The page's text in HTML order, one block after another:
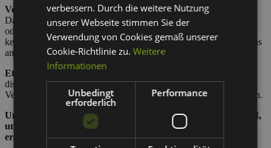
Verantwortungsvoller Umgang mit Daten.Der Schutz Ihrer
Daten hat für uns Priorität. Wir geben keine personenbezogenen
oder vertraulichen Informationen in öffentliche KI-Tools, für die
keine entsprechende vertragliche Grundlage besteht, und halten uns
an die geltenden Datenschutzvorgaben.
Ethische Verantwortung.
diskriminierungsfreien KI-Einsatz und arbeiten aktiv daran,
Verzerrungen (Bias) in Ergebnissen zu erkennen und zu vermeiden.
Und so trifft bei WEBneo solides Handwerk auf innovative KI,
um die bestmöglichen Ergebnisse für unsere Kunden zu
erschaffen!
verbessern. Durch die weitere Nutzung
unserer Webseite stimmen Sie der
Verwendung von Cookies gemäß unserer
Cookie-Richtlinie zu.Weitere
Informationen
Unbedingt
erforderlich
Performance